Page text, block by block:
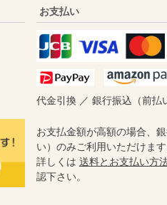
お支払い
代金引換 ／ 銀行振込（前払
お支払金額が高額の場合、
い）のみご利用いただけます
詳しくは 送料とお支払い方
認下さい。